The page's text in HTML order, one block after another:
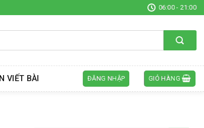
06:00 - 21:00
VIẾT BÀI ĐĂNG NHẬP GIỎ HÀNG